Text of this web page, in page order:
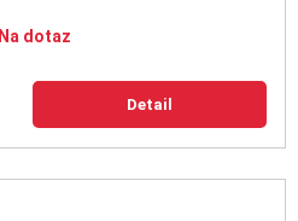
Na dotaz
Detail